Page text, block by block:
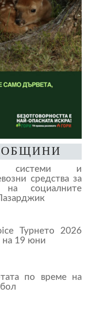
системи и
средства за
на социалните
Турнето 2026
на 19 юни
по време на